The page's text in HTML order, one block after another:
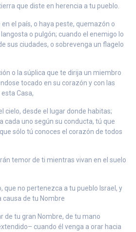
que diste en herencia a tu pueblo.
el país, o haya peste, quemazón o
o pulgón; cuando el enemigo lo
sus ciudades, o sobrevenga un flagelo
o la súplica que te dirija un miembro
tocado en su corazón y con las
Casa,
cielo, desde el lugar donde habitas;
cada uno según su conducta, tú que
sólo tú conoces el corazón de todos
temor de ti mientras vivan en el suelo
que no pertenezca a tu pueblo Israel, y
causa de tu Nombre
de tu gran Nombre, de tu mano
cuando él venga a orar hacia